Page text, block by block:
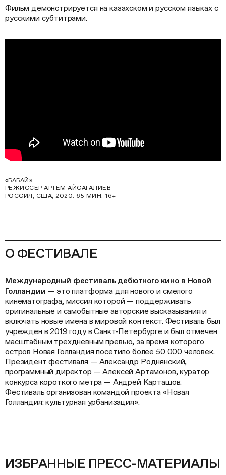
Фильм демонстрируется на казахском и русском языках с
русскими субтитрами.
«БАБАЙ»
РЕЖИССЕР АРТЕМ АЙСАГАЛИЕВ
РОССИЯ, США, 2020. 65 МИН. 16+
О ФЕСТИВАЛЕ
Международный фестиваль дебютного кино в Новой
Голландии — это платформа для нового и смелого
кинематографа, миссия которой — поддерживать
оригинальные и самобытные авторские высказывания и
включать новые имена в мировой контекст. Фестиваль был
учрежден в 2019 году в Санкт-Петербурге и был отмечен
масштабным трехдневным превью, за время которого
остров Новая Голландия посетило более 50 000 человек.
Президент фестиваля — Александр Роднянский,
программный директор — Алексей Артамонов, куратор
конкурса короткого метра — Андрей Карташов.
Фестиваль организован командой проекта «Новая
Голландия: культурная урбанизация».
ИЗБРАННЫЕ ПРЕСС-МАТЕРИАЛЫ